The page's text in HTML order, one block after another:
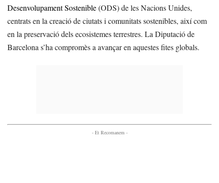
Desenvolupament Sostenible(ODS) de les Nacions Unides,
centrats en la creació de ciutats i comunitats sostenibles, així com
en la preservació dels ecosistemes terrestres. La Diputació de
Barcelona s’ha compromès a avançar en aquestes fites globals.
- Et Recomanem -